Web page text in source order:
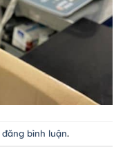
đăng bình luận.